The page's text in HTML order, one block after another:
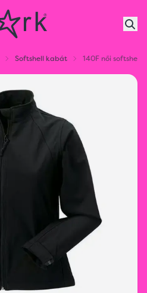
Softshell kabát 140F női softshell